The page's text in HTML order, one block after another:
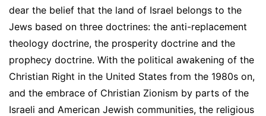
dear the belief that the land of Israel belongs to the
Jews based on three doctrines: the anti-replacement
theology doctrine, the prosperity doctrine and the
prophecy doctrine. With the political awakening of the
Christian Right in the United States from the 1980s on,
and the embrace of Christian Zionism by parts of the
Israeli and American Jewish communities, the religious